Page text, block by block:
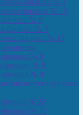
филиал № 3
филиал № 15
филиал № 6
филиал № 5
филиал № 13
филиал № 8
филиал № 9
филиал № 4
библиотека-филиал
филиал № 22
филиал № 11